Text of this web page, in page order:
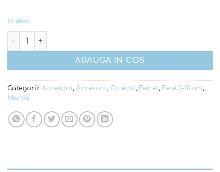
In stoc
Cantitate Martisor tucan albastru - brosa si pandantiv
ADAUGA IN COS
Categorii: Accesorii, Accesorii, Colectii, Femei, Fete 2-10 ani,
Martie